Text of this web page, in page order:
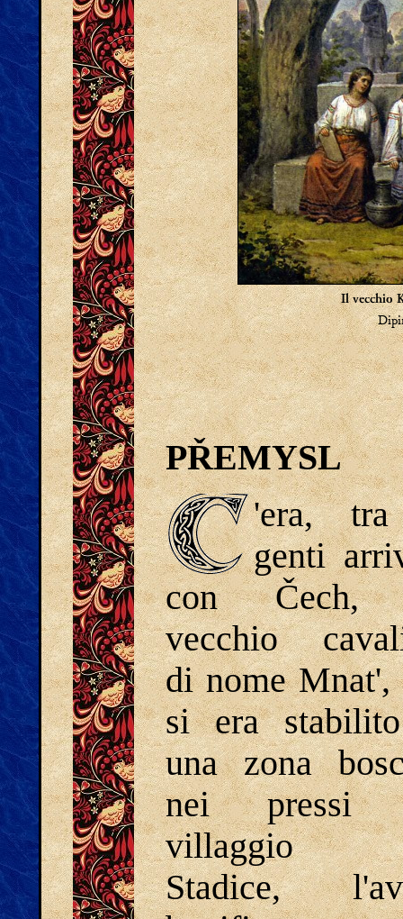
Il vecchio
PŘEMYSL
'era,
genti
con Čech,
vecchio
di nome Mnat',
si era
una zona
nei pressi
villaggio
Stadice,